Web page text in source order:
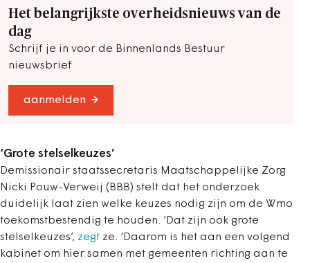
Het belangrijkste overheidsnieuws van de
dag
Schrijf je in voor de Binnenlands Bestuur
nieuwsbrief
aanmelden
‘Grote stelselkeuzes’
Demissionair staatssecretaris Maatschappelijke Zorg
Nicki Pouw-Verweij (BBB) stelt dat het onderzoek
duidelijk laat zien welke keuzes nodig zijn om de Wmo
toekomstbestendig te houden. ‘Dat zijn ook grote
stelselkeuzes’, zegt ze. ‘Daarom is het aan een volgend
kabinet om hier samen met gemeenten richting aan te